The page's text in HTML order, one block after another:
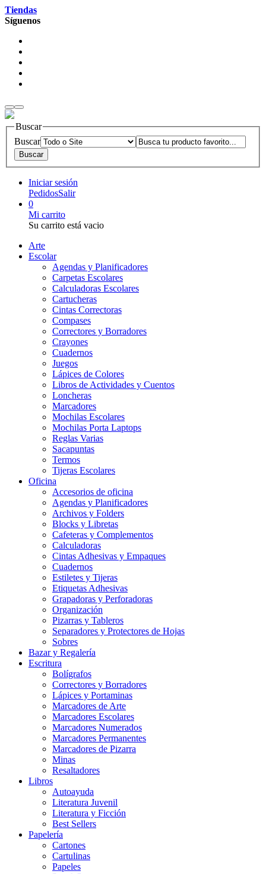
Tiendas
Síguenos
Buscar
Buscar
Iniciar sesión
PedidosSalir
0
Mi carrito
Su carrito está vacio
Arte
Escolar
Agendas y Planificadores
Carpetas Escolares
Calculadoras Escolares
Cartucheras
Cintas Correctoras
Compases
Correctores y Borradores
Crayones
Cuadernos
Juegos
Lápices de Colores
Libros de Actividades y Cuentos
Loncheras
Marcadores
Mochilas Escolares
Mochilas Porta Laptops
Reglas Varias
Sacapuntas
Termos
Tijeras Escolares
Oficina
Accesorios de oficina
Agendas y Planificadores
Archivos y Folders
Blocks y Libretas
Cafeteras y Complementos
Calculadoras
Cintas Adhesivas y Empaques
Cuadernos
Estiletes y Tijeras
Etiquetas Adhesivas
Grapadoras y Perforadoras
Organización
Pizarras y Tableros
Separadores y Protectores de Hojas
Sobres
Bazar y Regalería
Escritura
Bolígrafos
Correctores y Borradores
Lápices y Portaminas
Marcadores de Arte
Marcadores Escolares
Marcadores Numerados
Marcadores Permanentes
Marcadores de Pizarra
Minas
Resaltadores
Libros
Autoayuda
Literatura Juvenil
Literatura y Ficción
Best Sellers
Papelería
Cartones
Cartulinas
Papeles